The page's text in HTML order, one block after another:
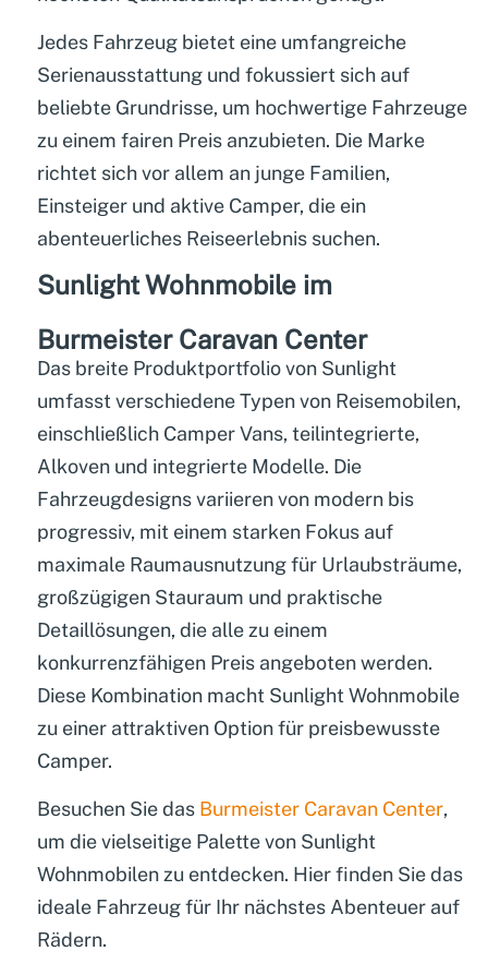
Jedes Fahrzeug bietet eine umfangreiche
Serienausstattung und fokussiert sich auf
beliebte Grundrisse, um hochwertige Fahrzeuge
zu einem fairen Preis anzubieten. Die Marke
richtet sich vor allem an junge Familien,
Einsteiger und aktive Camper, die ein
abenteuerliches Reiseerlebnis suchen.
Sunlight Wohnmobile im
Burmeister Caravan Center
Das breite Produktportfolio von Sunlight
umfasst verschiedene Typen von Reisemobilen,
einschließlich Camper Vans, teilintegrierte,
Alkoven und integrierte Modelle. Die
Fahrzeugdesigns variieren von modern bis
progressiv, mit einem starken Fokus auf
maximale Raumausnutzung für Urlaubsträume,
großzügigen Stauraum und praktische
Detaillösungen, die alle zu einem
konkurrenzfähigen Preis angeboten werden.
Diese Kombination macht Sunlight Wohnmobile
zu einer attraktiven Option für preisbewusste
Camper.
Besuchen Sie das Burmeister Caravan Center,
um die vielseitige Palette von Sunlight
Wohnmobilen zu entdecken. Hier finden Sie das
ideale Fahrzeug für Ihr nächstes Abenteuer auf
Rädern.